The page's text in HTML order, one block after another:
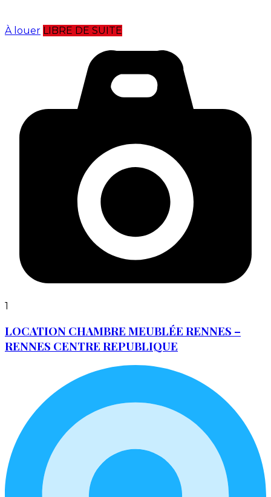
À louer LIBRE DE SUITE
1
LOCATION CHAMBRE MEUBLÉE RENNES –
RENNES CENTRE REPUBLIQUE